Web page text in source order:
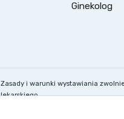
Ginekolog
Zasady i warunki wystawiania
lekarskiego